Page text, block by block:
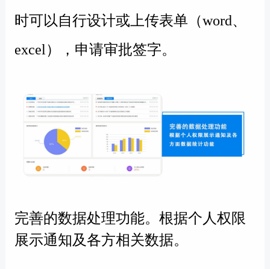
时可以自行设计或上传表单（word、
excel），申请审批签字。
完善的数据处理功能。 根据个人权限
展示通知及各方相关数据。